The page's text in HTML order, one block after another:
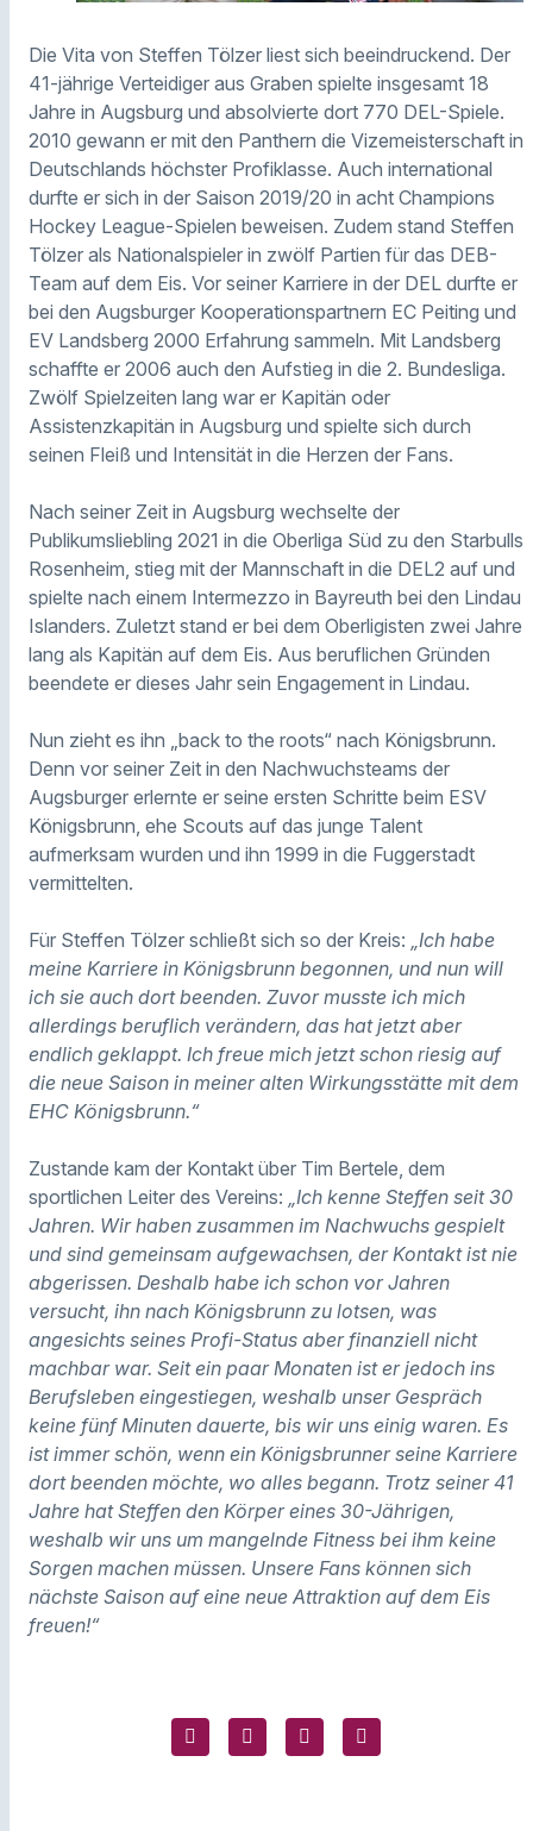
Die Vita von Steffen Tölzer liest sich beeindruckend. Der
41-jährige Verteidiger aus Graben spielte insgesamt 18
Jahre in Augsburg und absolvierte dort 770 DEL-Spiele.
2010 gewann er mit den Panthern die Vizemeisterschaft in
Deutschlands höchster Profiklasse. Auch international
durfte er sich in der Saison 2019/20 in acht Champions
Hockey League-Spielen beweisen. Zudem stand Steffen
Tölzer als Nationalspieler in zwölf Partien für das DEB-
Team auf dem Eis. Vor seiner Karriere in der DEL durfte er
bei den Augsburger Kooperationspartnern EC Peiting und
EV Landsberg 2000 Erfahrung sammeln. Mit Landsberg
schaffte er 2006 auch den Aufstieg in die 2. Bundesliga.
Zwölf Spielzeiten lang war er Kapitän oder
Assistenzkapitän in Augsburg und spielte sich durch
seinen Fleiß und Intensität in die Herzen der Fans.
Nach seiner Zeit in Augsburg wechselte der
Publikumsliebling 2021 in die Oberliga Süd zu den Starbulls
Rosenheim, stieg mit der Mannschaft in die DEL2 auf und
spielte nach einem Intermezzo in Bayreuth bei den Lindau
Islanders. Zuletzt stand er bei dem Oberligisten zwei Jahre
lang als Kapitän auf dem Eis. Aus beruflichen Gründen
beendete er dieses Jahr sein Engagement in Lindau.
Nun zieht es ihn „back to the roots“ nach Königsbrunn.
Denn vor seiner Zeit in den Nachwuchsteams der
Augsburger erlernte er seine ersten Schritte beim ESV
Königsbrunn, ehe Scouts auf das junge Talent
aufmerksam wurden und ihn 1999 in die Fuggerstadt
vermittelten.
Für Steffen Tölzer schließt sich so der Kreis: „Ich habe
meine Karriere in Königsbrunn begonnen, und nun will
ich sie auch dort beenden. Zuvor musste ich mich
allerdings beruflich verändern, das hat jetzt aber
endlich geklappt. Ich freue mich jetzt schon riesig auf
die neue Saison in meiner alten Wirkungsstätte mit dem
EHC Königsbrunn.“
Zustande kam der Kontakt über Tim Bertele, dem
sportlichen Leiter des Vereins: „Ich kenne Steffen seit 30
Jahren. Wir haben zusammen im Nachwuchs gespielt
und sind gemeinsam aufgewachsen, der Kontakt ist nie
abgerissen. Deshalb habe ich schon vor Jahren
versucht, ihn nach Königsbrunn zu lotsen, was
angesichts seines Profi-Status aber finanziell nicht
machbar war. Seit ein paar Monaten ist er jedoch ins
Berufsleben eingestiegen, weshalb unser Gespräch
keine fünf Minuten dauerte, bis wir uns einig waren. Es
ist immer schön, wenn ein Königsbrunner seine Karriere
dort beenden möchte, wo alles begann. Trotz seiner 41
Jahre hat Steffen den Körper eines 30-Jährigen,
weshalb wir uns um mangelnde Fitness bei ihm keine
Sorgen machen müssen. Unsere Fans können sich
nächste Saison auf eine neue Attraktion auf dem Eis
freuen!“